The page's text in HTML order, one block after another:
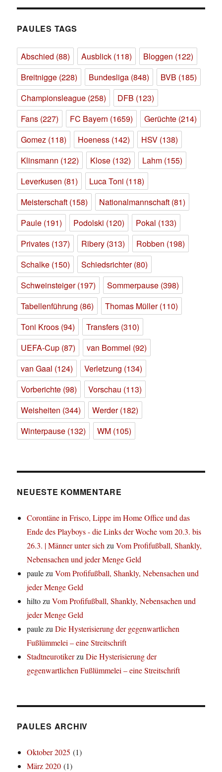
PAULES TAGS
Abschied (88) Ausblick (118) Bloggen (122)
Breitnigge (228) Bundesliga (848) BVB (185)
Championsleague (258) DFB (123)
Fans (227) FC Bayern (1659) Gerüchte (214)
Gomez (118) Hoeness (142) HSV (138)
Klinsmann (122) Klose (132) Lahm (155)
Leverkusen (81) Luca Toni (118)
Meisterschaft (158) Nationalmannschaft (81)
Paule (191) Podolski (120) Pokal (133)
Privates (137) Ribery (313) Robben (198)
Schalke (150) Schiedsrichter(80)
Schweinsteiger(197) Sommerpause (398)
Tabellenführung (86) Thomas Müller(110)
Toni Kroos (94) Transfers (310)
UEFA-Cup (87) van Bommel (92)
van Gaal (124) Verletzung (134)
Vorberichte (98) Vorschau (113)
Weisheiten (344) Werder(182)
Winterpause (132) WM (105)
NEUESTE KOMMENTARE
Corontäne in Frisco, Lippe im Home Office und das
Ende des Playboys - die Links der Woche vom 20.3. bis
26.3. | Männer unter sichzuVom Profifußball, Shankly,
Nebensachen und jeder Menge Geld
paulezuVom Profifußball, Shankly, Nebensachen und
jeder Menge Geld
hiltozuVom Profifußball, Shankly, Nebensachen und
jeder Menge Geld
paulezuDie Hysterisierung der gegenwartlichen
Fußlümmelei – eine Streitschrift
StadtneurotikerzuDie Hysterisierung der
gegenwartlichen Fußlümmelei – eine Streitschrift
PAULES ARCHIV
Oktober 2025 (1)
März 2020 (1)